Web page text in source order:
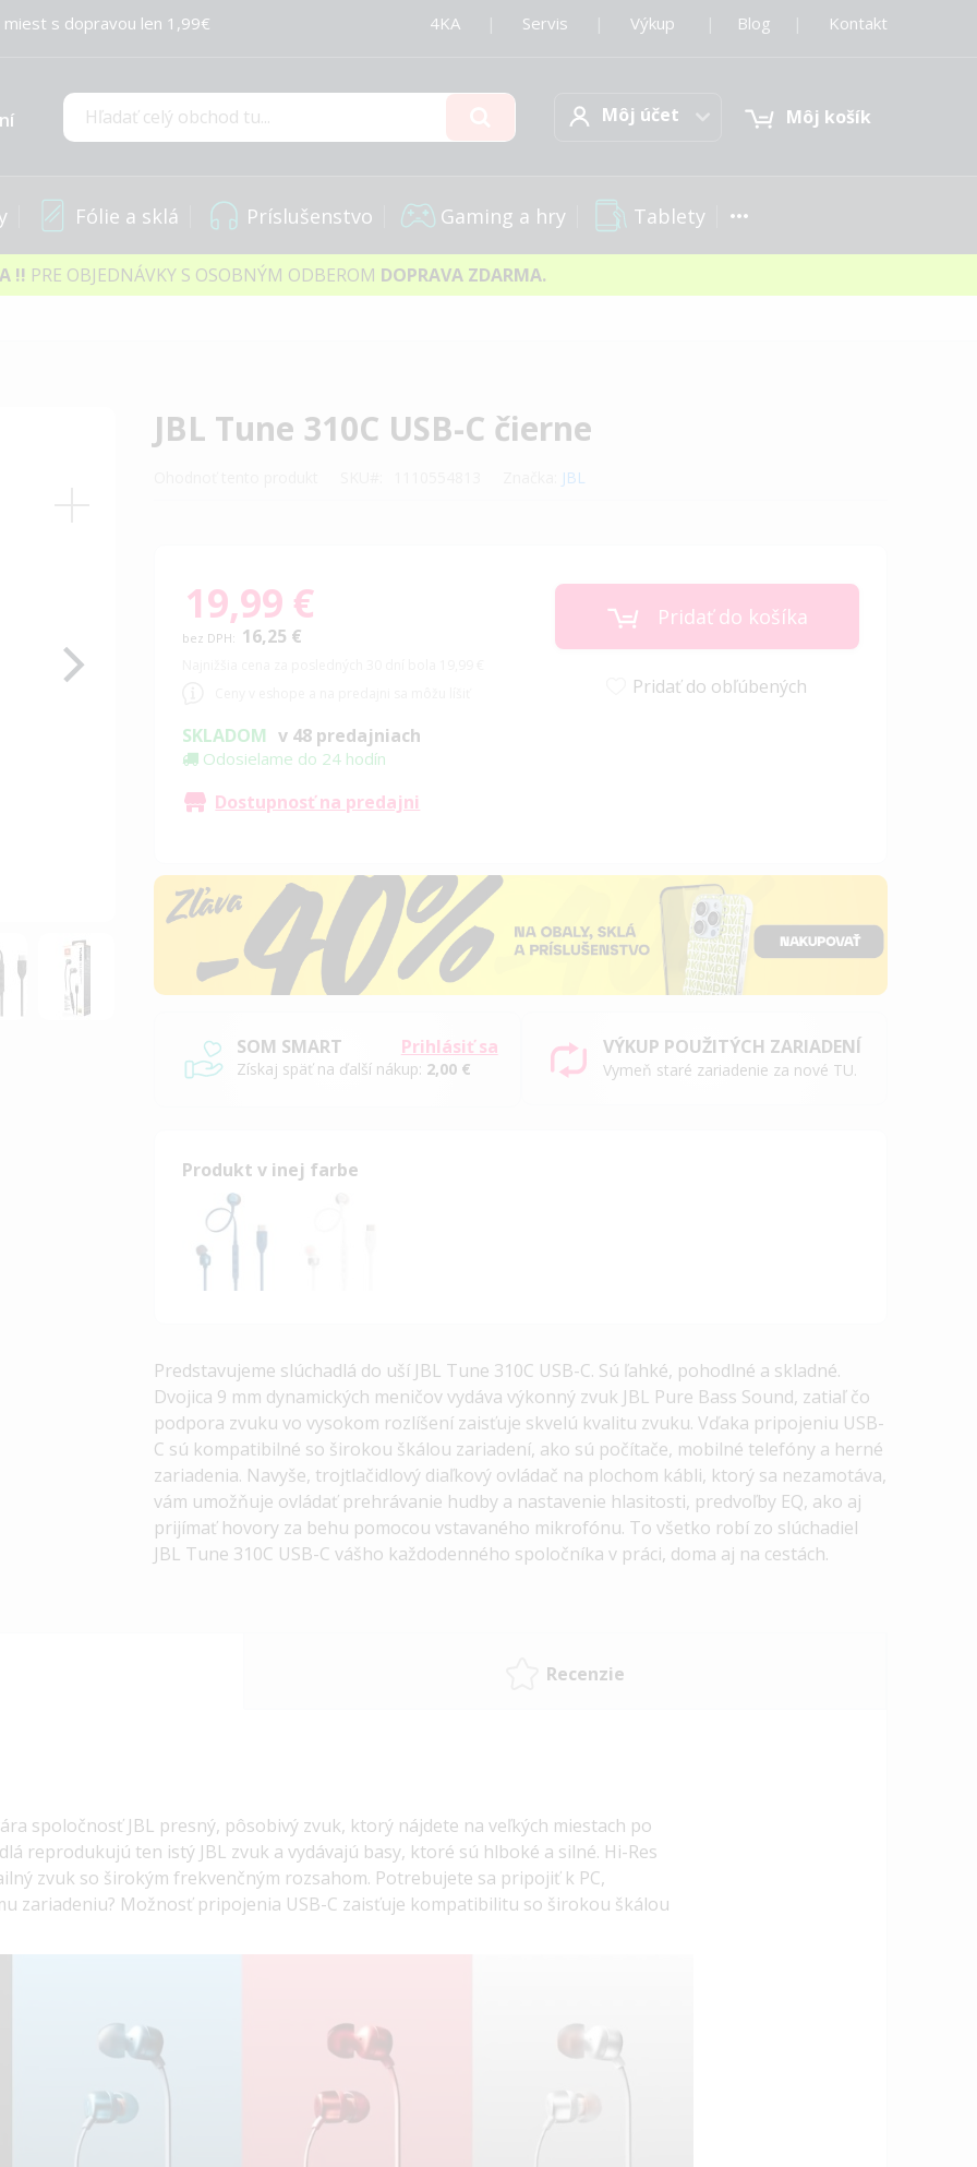
s dopravou len 1,99€ 4KA Servis Výkup Blog Kontakt
Hľadať
Môj účetMôj účet Môj košík
Fólie a sklá Príslušenstvo Gaming a hry Tablety
!! PRE OBJEDNÁVKY S OSOBNÝM ODBEROM DOPRAVA ZDARMA.
JBL Tune 310C USB-C čierne
JBL
19,99 €
16,25 €
SKLADOM v 48 predajniach
Odosielame do 24 hodín
Dostupnosť na predajni
Pridať do košíka
Pridať do obľúbených
Prihlásiť sa
SOM SMART
Získaj späť na ďalší nákup: 2,00 €
VÝKUP POUŽITÝCH ZARIADENÍ
Vymeň staré zariadenie za nové TU.
Produkt v inej farbe
Predstavujeme slúchadlá do uší JBL Tune 310C USB-C. Sú ľahké, pohodlné a skladné.
Dvojica 9 mm dynamických meničov vydáva výkonný zvuk JBL Pure Bass Sound, zatiaľ čo
podpora zvuku vo vysokom rozlíšení zaisťuje skvelú kvalitu zvuku. Vďaka pripojeniu USB-
C sú kompatibilné so širokou škálou zariadení, ako sú počítače, mobilné telefóny a herné
zariadenia. Navyše, trojtlačidlový diaľkový ovládač na plochom kábli, ktorý sa nezamotáva,
vám umožňuje ovládať prehrávanie hudby a nastavenie hlasitosti, predvoľby EQ, ako aj
prijímať hovory za behu pomocou vstavaného mikrofónu. To všetko robí zo slúchadiel
JBL Tune 310C USB-C vášho každodenného spoločníka v práci, doma aj na cestách.
Recenzie
spoločnosť JBL presný, pôsobivý zvuk, ktorý nájdete na veľkých miestach po
reprodukujú ten istý JBL zvuk a vydávajú basy, ktoré sú hlboké a silné. Hi-Res
zvuk so širokým frekvenčným rozsahom. Potrebujete sa pripojiť k PC,
zariadeniu? Možnosť pripojenia USB-C zaisťuje kompatibilitu so širokou škálou